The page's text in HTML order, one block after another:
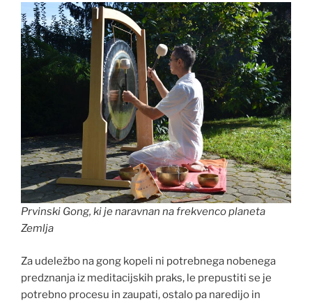
Prvinski Gong, ki je naravnan na frekvenco planeta
Zemlja
Za udeležbo na gong kopeli ni potrebnega nobenega
predznanja iz meditacijskih praks, le prepustiti se je
potrebno procesu in zaupati, ostalo pa naredijo in